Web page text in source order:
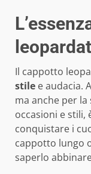
Il cappotto
stile e audacia.
ma anche per
occasioni e stili,
conquistare i
cappotto lungo
saperlo